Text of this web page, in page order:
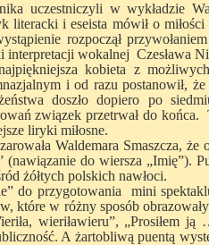
uczestniczyli w wykładzie
literacki i eseista mówił o
rozpoczął
wokalnej Czesława
kobieta z
i od razu postanowił, że
doszło dopiero po
związek przetrwał do końca.
liryki miłosne.
Waldemara Smaszcza, że
(nawiązanie do wiersza „Imię”).
żółtych polskich nawłoci.
do przygotowania mini
które w różny sposób
wieriławieru”, „Prosiłem
A żartobliwą puentą